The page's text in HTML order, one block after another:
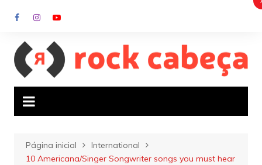
para
conteúdo
Página inicial
International
10 Americana/Singer Songwriter songs you must hear